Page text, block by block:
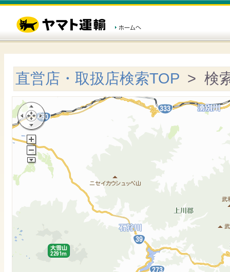
直営店・取扱店検索TOP > 検